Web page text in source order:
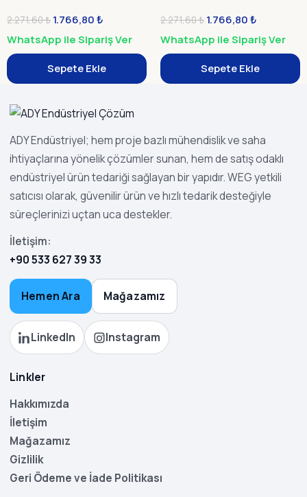
Röle
2.271,60₺ 1.766,80₺
WhatsApp ile Sipariş Ver
Sepete Ekle
2.271,60₺ 1.766,80₺
WhatsApp ile Sipariş Ver
Sepete Ekle
ADY Endüstriyel; hem proje bazlı mühendislik ve saha
ihtiyaçlarına yönelik çözümler sunan, hem de satış odaklı
endüstriyel ürün tedariği sağlayan bir yapıdır. WEG yetkili
satıcısı olarak, güvenilir ürün ve hızlı tedarik desteğiyle
süreçlerinizi uçtan uca destekler.
İletişim:
+90 533 627 39 33
Hemen Ara Mağazamız
LinkedIn Instagram
Linkler
Hakkımızda
İletişim
Mağazamız
Gizlilik
Geri Ödeme ve İade Politikası